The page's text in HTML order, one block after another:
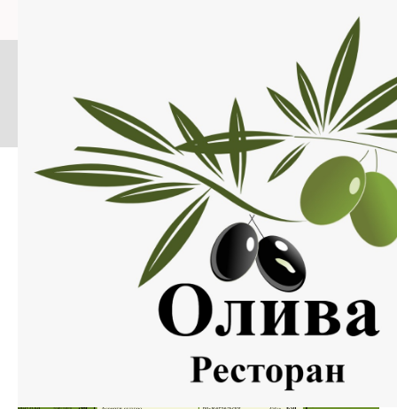
Нажмите на изображение, что бы открыть меню